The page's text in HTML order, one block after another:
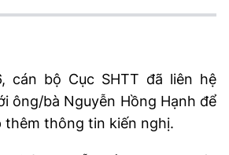
chất lượng
tử
cán bộ Cục SHTT đã liên hệ
ông/bà Nguyễn Hồng Hạnh để
thêm thông tin kiến nghị.